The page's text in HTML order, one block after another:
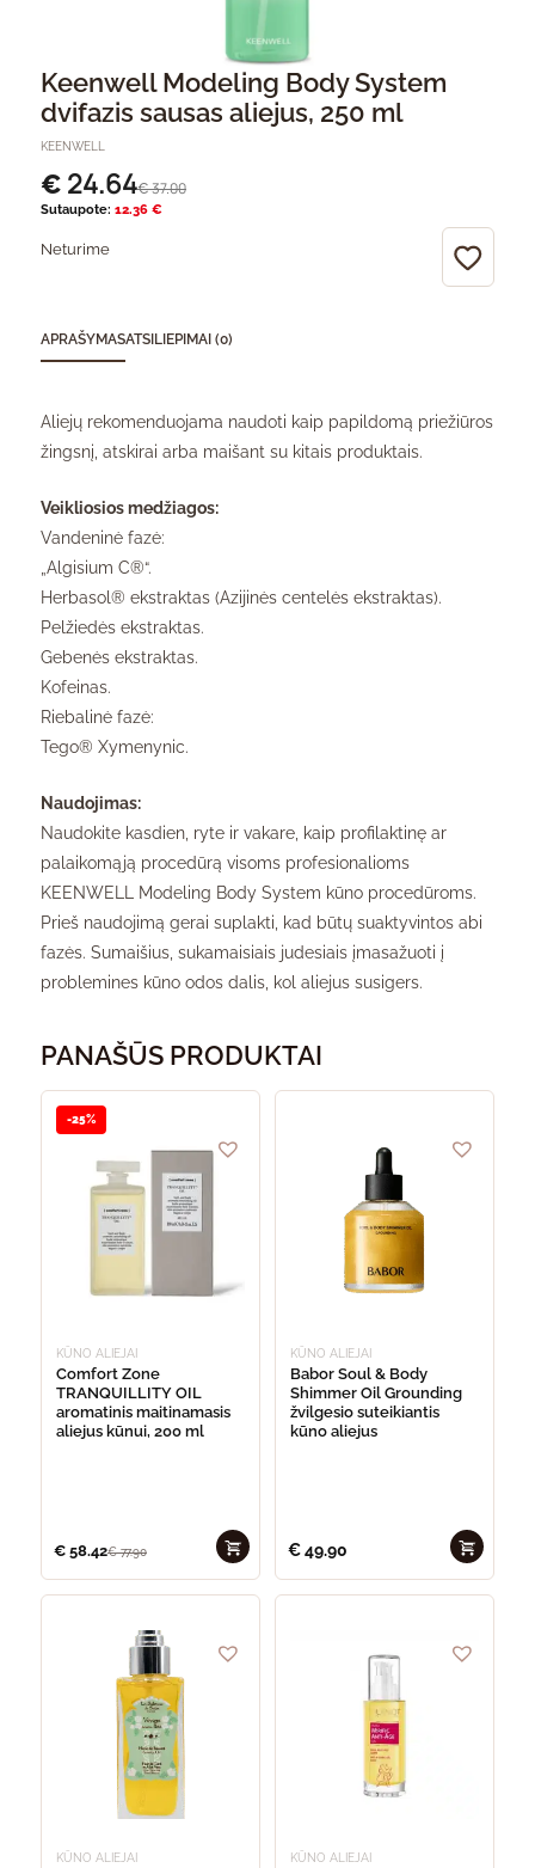
Keenwell Modeling Body System
dvifazis sausas aliejus, 250 ml
KEENWELL
€ 24.64€37.00
Sutaupote: 12.36 €
Neturime
APRAŠYMASATSILIEPIMAI (0)
Aliejų rekomenduojama naudoti kaip papildomą priežiūros
žingsnį, atskirai arba maišant su kitais produktais.
Veikliosios medžiagos:
Vandeninė fazė:
„Algisium C®“.
Herbasol® ekstraktas (Azijinės centelės ekstraktas).
Pelžiedės ekstraktas.
Gebenės ekstraktas.
Kofeinas.
Riebalinė fazė:
Tego® Xymenynic.
Naudojimas:
Naudokite kasdien, ryte ir vakare, kaip profilaktinę ar
palaikomąją procedūrą visoms profesionalioms
KEENWELL Modeling Body System kūno procedūroms.
Prieš naudojimą gerai suplakti, kad būtų suaktyvintos abi
fazės. Sumaišius, sukamaisiais judesiais įmasažuoti į
problemines kūno odos dalis, kol aliejus susigers.
PANAŠŪS PRODUKTAI
-25%
KŪNO ALIEJAI
Comfort Zone
TRANQUILLITY OIL
aromatinis maitinamasis
aliejus kūnui, 200 ml
€ 58.42€77.90
KŪNO ALIEJAI
Babor Soul & Body
Shimmer Oil Grounding
žvilgesio suteikiantis
kūno aliejus
€49.90
KŪNO ALIEJAI KŪNO ALIEJAI